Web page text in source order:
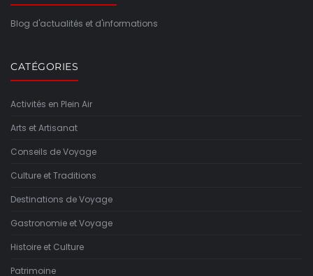
Blog d'actualités et d'informations
CATÉGORIES
Activités en Plein Air
Arts et Artisanat
Conseils de Voyage
Culture et Traditions
Destinations de Voyage
Gastronomie et Voyage
Histoire et Culture
Patrimoine